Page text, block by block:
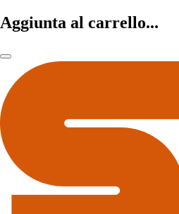
Aggiunta al carrello...